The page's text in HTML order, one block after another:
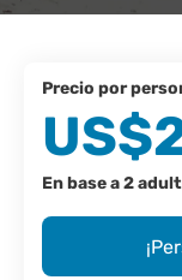
precio por
En base a 2